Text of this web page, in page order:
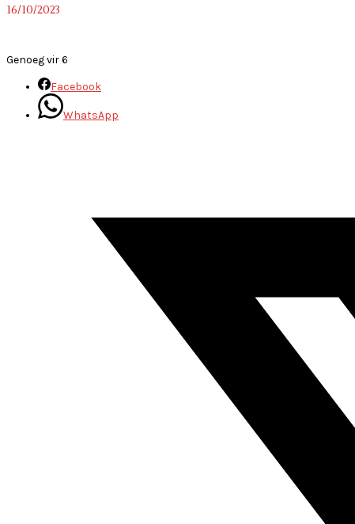
16/10/2023
Genoeg vir 6
Facebook
WhatsApp